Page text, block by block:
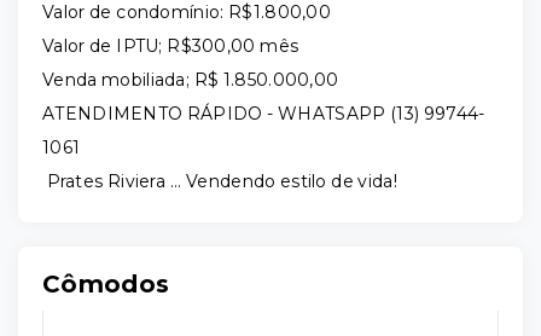
Valor de condomínio: R$1.800,00
Valor de IPTU; R$300,00 mês
Venda mobiliada; R$ 1.850.000,00
ATENDIMENTO RÁPIDO - WHATSAPP (13) 99744-
1061
Prates Riviera ... Vendendo estilo de vida!
Cômodos